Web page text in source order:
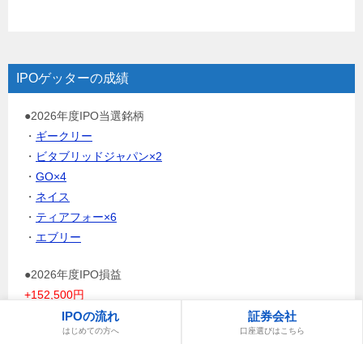
IPOゲッターの成績
●2026年度IPO当選銘柄
・ ギークリー
・ ビタブリッドジャパン×2
・ GO×4
・ ネイス
・ ティアフォー×6
・ エブリー
●2026年度IPO損益
+152,500円
（手数料及び税金考慮せず）
IPOの流れ
はじめての方へ
証券会社
口座選びはこちら